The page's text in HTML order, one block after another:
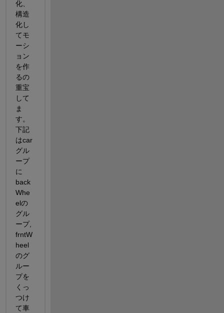
化、
構造
化し
てモ
ーシ
ョン
を作
るの
重宝
して
ま
す。
下記
はcar
グル
ープ
に
back
Whe
elの
グル
ープ,
frntW
heel
のグ
ルー
プを
くっ
つけ
て車